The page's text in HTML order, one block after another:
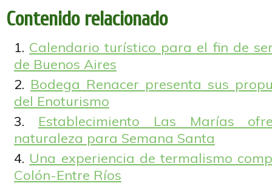
Contenido relacionado
Calendario turístico para el fin de
de Buenos Aires
Bodega Renacer presenta sus
del Enoturismo
Establecimiento Las Marías
naturaleza para Semana Santa
Una experiencia de termalismo
Colón-Entre Ríos